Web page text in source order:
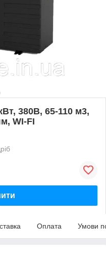
380В, 65-110 м3,
WI-FI
Оплата Умови